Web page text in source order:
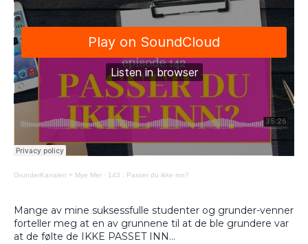
GrunderKanalen + Mye Mer · 143 : Passer du ikke inn?
Mange av mine suksessfulle studenter og grunder-venner
forteller meg at en av grunnene til at de ble grundere var
at de følte de IKKE PASSET INN…